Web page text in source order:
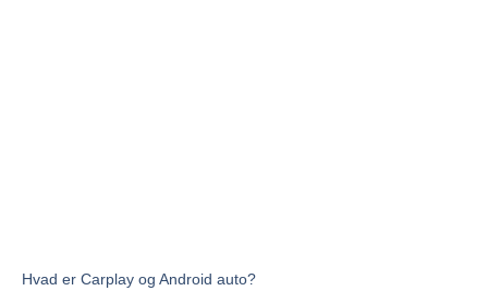
Hvad er Carplay og Android auto?